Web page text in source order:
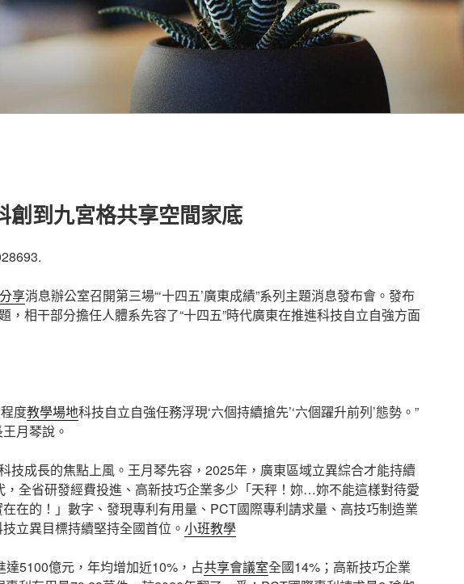
創到九宮格共享空間家底
分享消息辦公室召開第三場“‘十四五’廣東成績”系列主題消息發布會。發布
，相干部分擔任人體系先容了“十四五”時代廣東在推進科技自立自強方面
度教學場地科技自立自強任務浮現‘六個持續搶先’‘六個躍升前列’態勢。”
月琴說。
技成長的焦點上風。王月琴先容，2025年，廣東區域立異綜合才能持續
，全省研發經費投進、高新技巧企業多少「天秤！妳…妳不能這樣對待愛
在的！」數字、發現專利有用量、PCT國際專利請求量、高技巧制造業
立異目標持續堅持全國首位。 小班教學
5100億元，年均增加近10%，占共享會議室全國14%；高新技巧企業